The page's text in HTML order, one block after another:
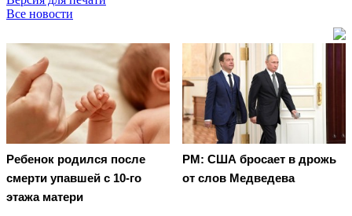
Все новости
Ребенок родился после
смерти упавшей с 10-го
этажа матери
PM: США бросает в дрожь
от слов Медведева